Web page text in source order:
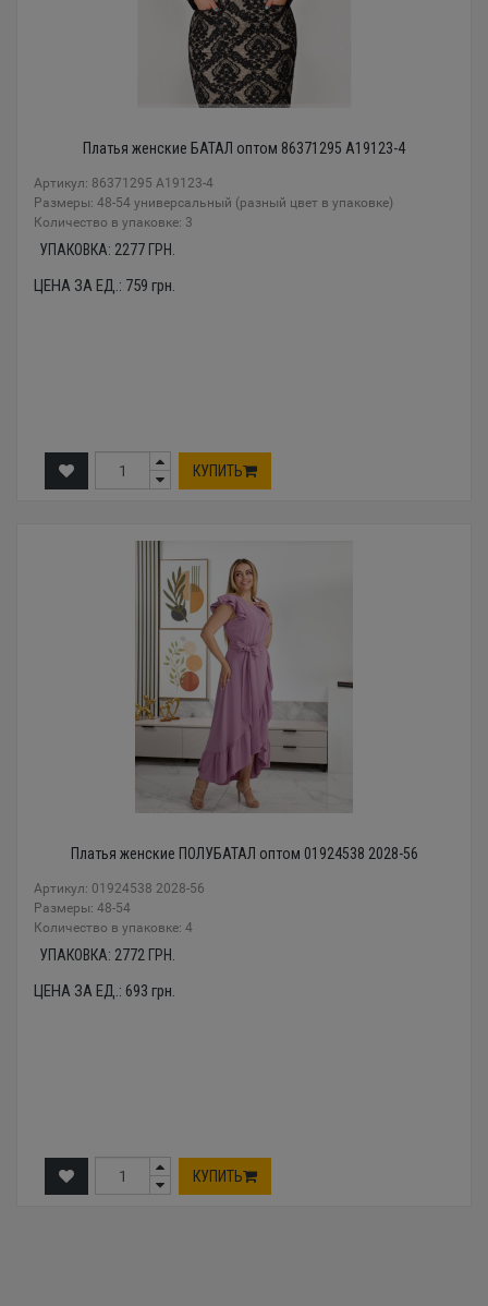
Платья женские БАТАЛ оптом 86371295 A19123-4
Артикул: 86371295 A19123-4
Размеры: 48-54 универсальный (разный цвет в упаковке)
Количество в упаковке: 3
УПАКОВКА: 2277 ГРН.
ЦЕНА ЗА ЕД.: 759 грн.
КУПИТЬ
Платья женские ПОЛУБАТАЛ оптом 01924538 2028-56
Артикул: 01924538 2028-56
Размеры: 48-54
Количество в упаковке: 4
УПАКОВКА: 2772 ГРН.
ЦЕНА ЗА ЕД.: 693 грн.
КУПИТЬ